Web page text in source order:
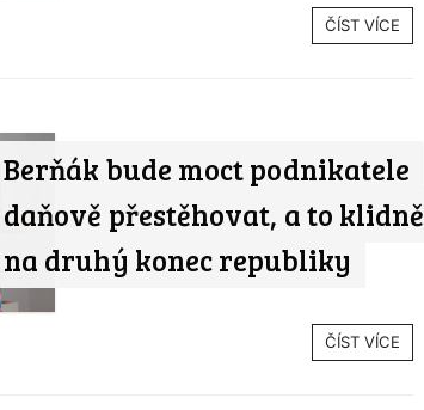
ČÍST VÍCE
Berňák bude moct podnikatele
daňově přestěhovat, a to klidně
na druhý konec republiky
ČÍST VÍCE